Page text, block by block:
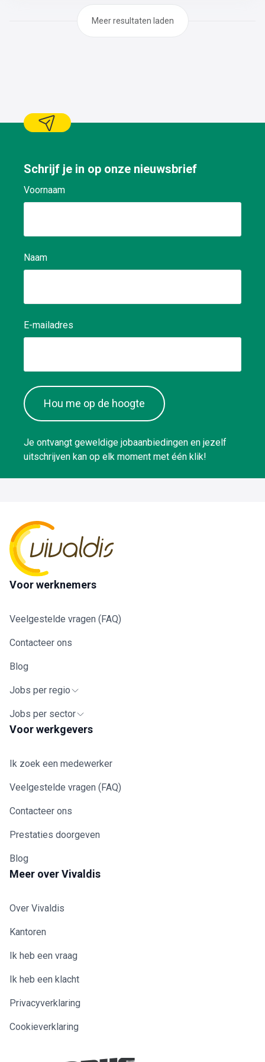
Meer resultaten laden
Schrijf je in op onze nieuwsbrief
Voornaam
Naam
E-mailadres
Hou me op de hoogte
Je ontvangt geweldige jobaanbiedingen en jezelf
uitschrijven kan op elk moment met één klik!
Voor werknemers
Veelgestelde vragen (FAQ)
Contacteer ons
Blog
Jobs per regio
Jobs per sector
Voor werkgevers
Ik zoek een medewerker
Veelgestelde vragen (FAQ)
Contacteer ons
Prestaties doorgeven
Blog
Meer over Vivaldis
Over Vivaldis
Kantoren
Ik heb een vraag
Ik heb een klacht
Privacyverklaring
Cookieverklaring